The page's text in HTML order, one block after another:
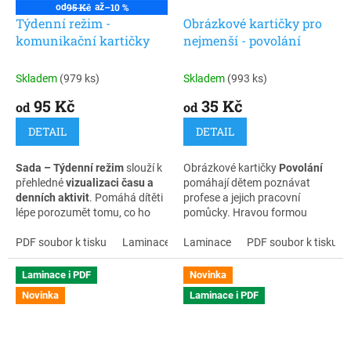
od95 Kč až–10 %
Týdenní režim -
komunikační kartičky
Skladem (979 ks)
od 95 Kč
DETAIL
Sada – Týdenní režim slouží k
přehlednévizualizaci času a
denních aktivit. Pomáhá dítěti
lépe porozumět tomu, co ho
nahrazuje nebo doplňuje
verbální
vysvětlování.Laminované
komunikační kartičky určené
na sestavení týdenního režimu.
PDF soubor k tisku Laminace + zip
Obrázkové kartičky pro
nejmenší - povolání
Skladem (993 ks)
od 35 Kč
DETAIL
Obrázkové kartičky Povolání
pomáhají dětem poznávat
profese a jejich pracovní
pomůcky. Hravou formou
porozumění řeči, logické
myšlení i orientaci ve světě
kolem nás.
Laminace PDF soubor k tisku
Laminace i PDF
Novinka
Novinka
Laminace i PDF